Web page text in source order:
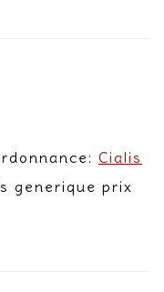
Cialis
generique prix